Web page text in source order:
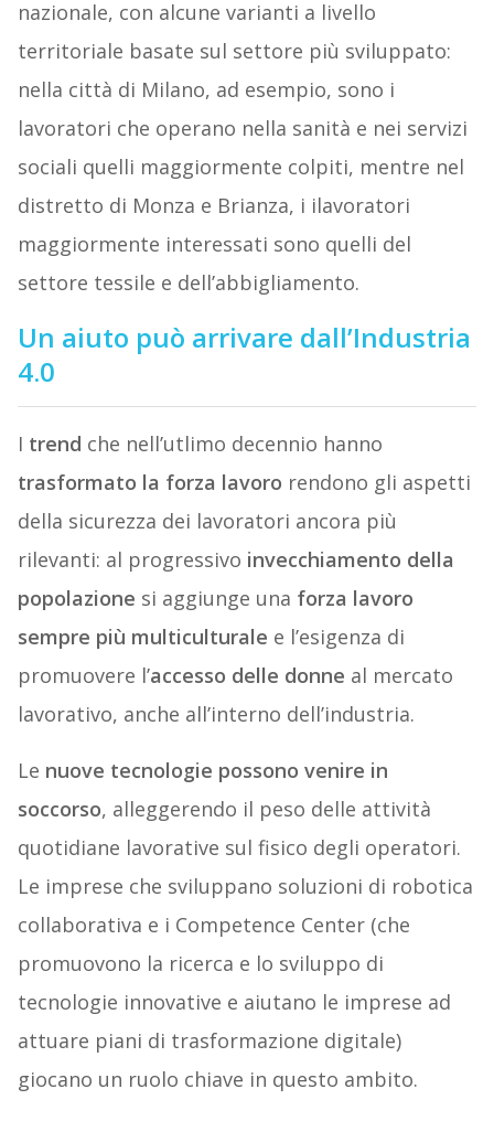
nazionale, con alcune varianti a livello
territoriale basate sul settore più sviluppato:
nella città di Milano, ad esempio, sono i
lavoratori che operano nella sanità e nei servizi
sociali quelli maggiormente colpiti, mentre nel
distretto di Monza e Brianza, i ilavoratori
maggiormente interessati sono quelli del
settore tessile e dell’abbigliamento.
Un aiuto può arrivare dall’Industria
4.0
I trend che nell’utlimo decennio hanno
trasformato la forza lavoro rendono gli aspetti
della sicurezza dei lavoratori ancora più
rilevanti: al progressivo invecchiamento della
popolazione si aggiunge una forza lavoro
sempre più multiculturale e l’esigenza di
promuovere l’accesso delle donne al mercato
lavorativo, anche all’interno dell’industria.
Le nuove tecnologie possono venire in
soccorso, alleggerendo il peso delle attività
quotidiane lavorative sul fisico degli operatori.
Le imprese che sviluppano soluzioni di robotica
collaborativa e i Competence Center (che
promuovono la ricerca e lo sviluppo di
tecnologie innovative e aiutano le imprese ad
attuare piani di trasformazione digitale)
giocano un ruolo chiave in questo ambito.